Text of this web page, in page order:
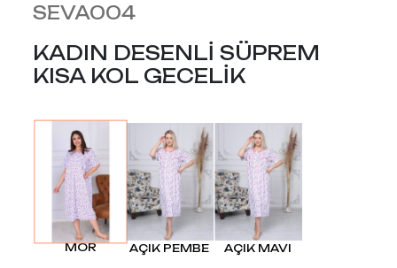
SEVA004
KADIN DESENLİ SÜPREM
KISA KOL GECELİK
MOR AÇIK PEMBE AÇIK MAVI